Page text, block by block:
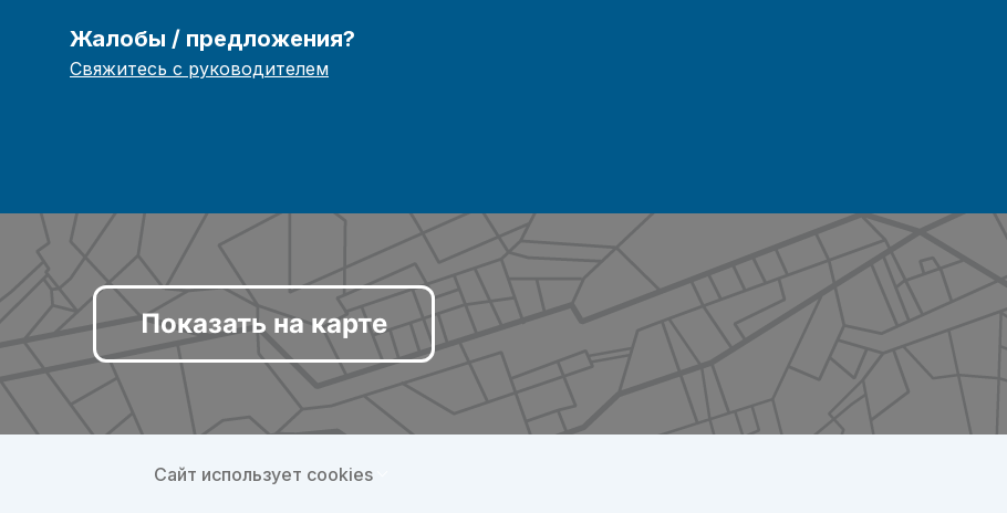
Жалобы / предложения?
Свяжитесь с руководителем
Показать на карте
Сайт использует cookies